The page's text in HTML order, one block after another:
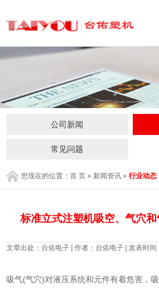
公司新闻
常见问题
您现在的位置：首 页 » 新闻资讯 »行业动态
标准立式注塑机吸空、气穴
文章出处：台佑电子 | 作者：台佑电子 | 发表时
吸气(气穴)对液压系统和元件有着危害，